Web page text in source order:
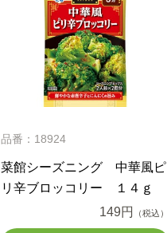
品番：18924
菜館シーズニング 中華風ピ
リ辛ブロッコリー １４ｇ
149円
（税込）